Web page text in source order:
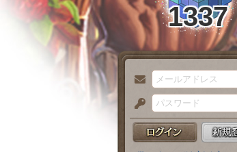
1337
メ
ー
ル
パ
ス